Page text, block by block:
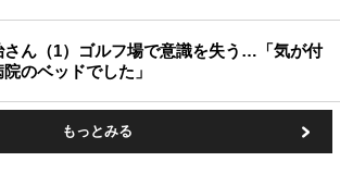
さん（1）ゴルフ場で意識を失う…「気が付
のベッドでした」
もっとみる